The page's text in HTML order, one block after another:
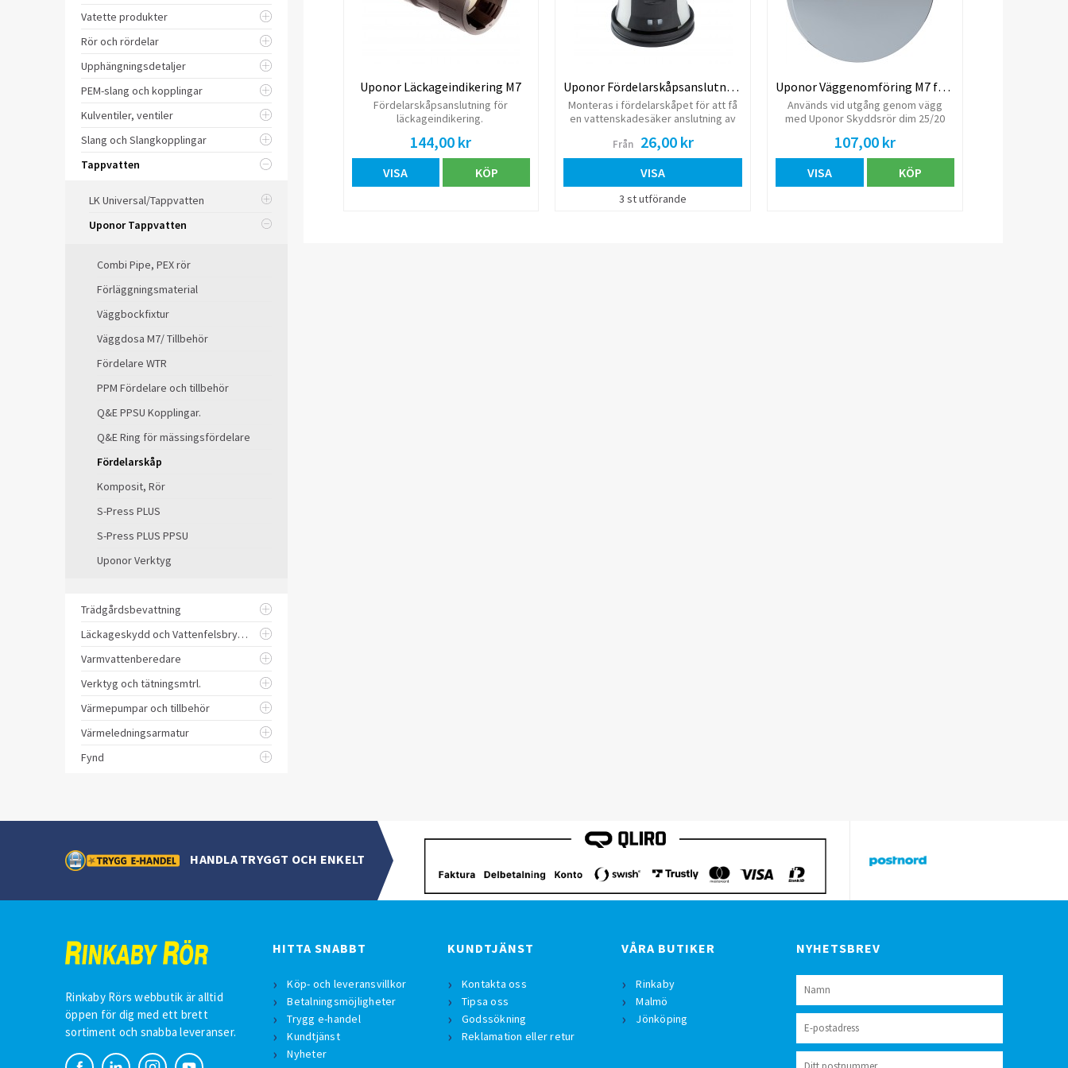
Vatette produkter
Rör och rördelar
Upphängningsdetaljer
PEM-slang och kopplingar
Kulventiler, ventiler
Slang och Slangkopplingar
Tappvatten
LK Universal/Tappvatten
Uponor Tappvatten
Combi Pipe, PEX rör
Förläggningsmaterial
Väggbockfixtur
Väggdosa M7/ Tillbehör
Fördelare WTR
PPM Fördelare och tillbehör
Q&E PPSU Kopplingar.
Q&E Ring för mässingsfördelare
Fördelarskåp
Komposit, Rör
S-Press PLUS
S-Press PLUS PPSU
Uponor Verktyg
Trädgårdsbevattning
Läckageskydd och Vattenfelsbrytare
Varmvattenberedare
Verktyg och tätningsmtrl.
Värmepumpar och tillbehör
Värmeledningsarmatur
Fynd
fördelarskåpsanslutningar för
skyddsrör 54 mm, 1 st Teck
ändtätning för skyddsrör 28-54/34
mm samt tillbehörsats för skåp.
separat. Skåpet är förberett med
fästen för tappvattenfördelare,
varmt-och kallt.
Uponor Läckageindikering M7
Fördelarskåpsanslutning för
läckageindikering.
144,00 kr
VISA KÖP
Uponor Fördelarskåpsanslutning M7.
Monteras i fördelarskåpet för att få
en vattenskadesäker anslutning av
Från 26,00 kr
VISA
3 st utförande
Uponor Väggenomföring M7 för läckageindikering.
Används vid utgång genom vägg
med Uponor Skyddsrör dim 25/20
läckageindikeringsröret.
Självfixerande. Flöde min 0,25l/s.
107,00 kr
VISA KÖP
HANDLA TRYGGT OCH ENKELT
Rinkaby Rörs webbutik är alltid
öppen för dig med ett brett
sortiment och snabba leveranser.
HITTA SNABBT
Köp- och leveransvillkor
Betalningsmöjligheter
Trygg e-handel
Kundtjänst
Nyheter
KUNDTJÄNST
Kontakta oss
Tipsa oss
Godssökning
Reklamation eller retur
VÅRA BUTIKER
Rinkaby
Malmö
Jönköping
NYHETSBREV